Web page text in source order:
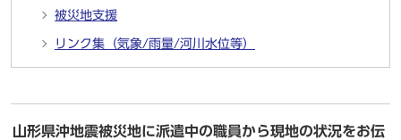
被災地支援
リンク集（気象/雨量/河川水位等）
山形県沖地震被災地に派遣中の職員から現地の状況をお伝